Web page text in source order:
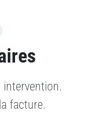
facture.